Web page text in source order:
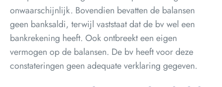
onwaarschijnlijk. Bovendien bevatten de balansen
geen banksaldi, terwijl vaststaat dat de bv wel een
bankrekening heeft. Ook ontbreekt een eigen
vermogen op de balansen. De bv heeft voor deze
constateringen geen adequate verklaring gegeven.